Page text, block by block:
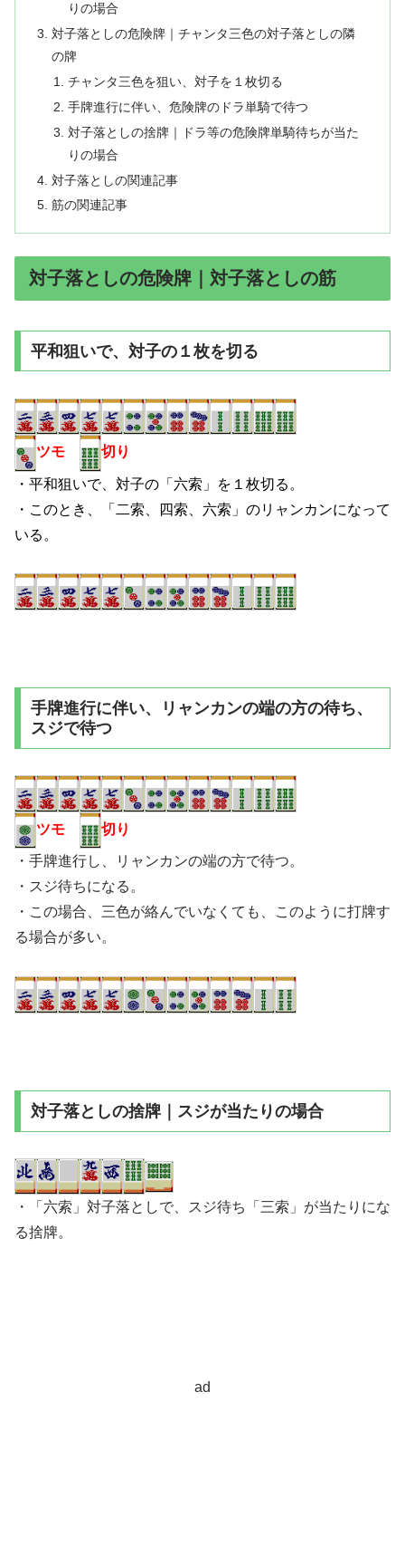
りの場合
対子落としの危険牌｜チャンタ三色の対子落としの隣
の牌
チャンタ三色を狙い、対子を１枚切る
手牌進行に伴い、危険牌のドラ単騎で待つ
対子落としの捨牌｜ドラ等の危険牌単騎待ちが当た
りの場合
対子落としの関連記事
筋の関連記事
対子落としの危険牌｜対子落としの筋
平和狙いで、対子の１枚を切る
ツモ 切り
・平和狙いで、対子の「六索」を１枚切る。
・このとき、「二索、四索、六索」のリャンカンになって
いる。
手牌進行に伴い、リャンカンの端の方の待ち、
スジで待つ
ツモ 切り
・手牌進行し、リャンカンの端の方で待つ。
・スジ待ちになる。
・この場合、三色が絡んでいなくても、このように打牌す
る場合が多い。
対子落としの捨牌｜スジが当たりの場合
・「六索」対子落としで、スジ待ち「三索」が当たりにな
る捨牌。
ad